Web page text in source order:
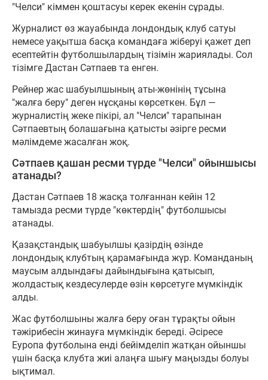
"Челси" кіммен қоштасуы керек екенін сұрады.
Журналист өз жауабында лондондық клуб сатуы
немесе уақытша басқа командаға жіберуі қажет деп
есептейтін футболшылардың тізімін жариялады. Сол
тізімге Дастан Сәтпаев та енген.
Рейнер жас шабуылшының аты-жөнінің тұсына
"жалға беру" деген нұсқаны көрсеткен. Бұл —
журналистің жеке пікірі, ал "Челси" тарапынан
Сәтпаевтың болашағына қатысты әзірге ресми
мәлімдеме жасалған жоқ.
Сәтпаев қашан ресми түрде "Челси" ойыншысы
атанады?
Дастан Сәтпаев 18 жасқа толғаннан кейін 12
тамызда ресми түрде "көктердің" футболшысы
атанады.
Қазақстандық шабуылшы қазірдің өзінде
лондондық клубтың қарамағында жүр. Команданың
маусым алдындағы дайындығына қатысып,
жолдастық кездесулерде өзін көрсетуге мүмкіндік
алды.
Жас футболшыны жалға беру оған тұрақты ойын
тәжірибесін жинауға мүмкіндік береді. Әсіресе
Еуропа футболына енді бейімделіп жатқан ойыншы
үшін басқа клубта жиі алаңға шығу маңызды болуы
ықтимал.